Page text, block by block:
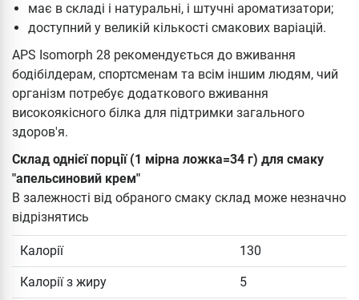
має в складі і натуральні, і штучні ароматизатори;
доступний у великій кількості смакових варіацій.
APS Isomorph 28 рекомендується до вживання
бодібілдерам, спортсменам та всім іншим людям, чий
організм потребує додаткового вживання
високоякісного білка для підтримки загального
здоров'я.
Склад однієї порції (1 мірна ложка=34 г) для смаку
"апельсиновий крем"
В залежності від обраного смаку склад може незначно
відрізнятись
Калорії 130
Калорії з жиру 5